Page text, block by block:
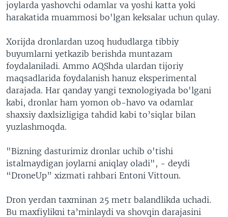
joylarda yashovchi odamlar va yoshi katta yoki
harakatida muammosi bo'lgan keksalar uchun qulay.
Xorijda dronlardan uzoq hududlarga tibbiy
buyumlarni yetkazib berishda muntazam
foydalaniladi. Ammo AQShda ulardan tijoriy
maqsadlarida foydalanish hanuz eksperimental
darajada. Har qanday yangi texnologiyada bo'lgani
kabi, dronlar ham yomon ob-havo va odamlar
shaxsiy daxlsizligiga tahdid kabi to’siqlar bilan
yuzlashmoqda.
"Bizning dasturimiz dronlar uchib o'tishi
istalmaydigan joylarni aniqlay oladi", - deydi
“DroneUp” xizmati rahbari Entoni Vittoun.
Dron yerdan taxminan 25 metr balandlikda uchadi.
Bu maxfiylikni ta’minlaydi va shovqin darajasini